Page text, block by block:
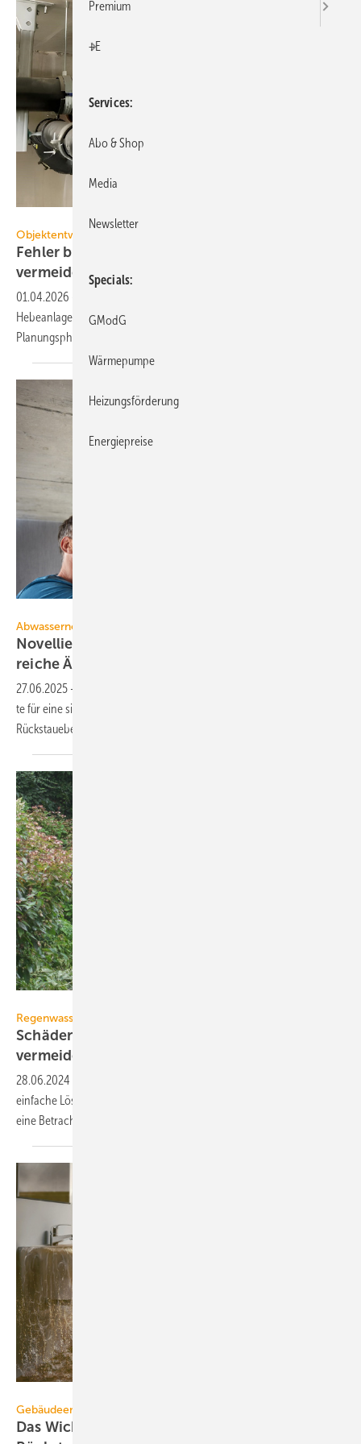
Objektentwässerung
Fehler bei der Planung von Hebeanlagen
vermeiden
01.04.2026
Hebe­an­lagen las­sen sich häu­fig auf kon­zeptio­nelle De­fi­zite in frü­hen
Planungs­pha­sen
Abwassernorm
Novellierung von DIN 1986-100 bringt zahl­
reicheÄnderungen
27.06.2025 -
te für eine si­che­re Ge­bäu­de­ent­wässe­rung auf, auch zur De­fi­ni­tion der
Rück­stau­ebe­ne.
Regenwassernutzung
Schäden durch Rückstau im Zisternenüberlauf
vermeiden
28.06.2024
einfache Lösungen zum Schutz vor Rückstau zulässig. Das erfordert
eine Betrachtung typischer
Gebäudeentwässerung
Das Wichtigste zur Rückstauebene und zum
Premium
+E
Services
Abo & Shop
Media
Newsletter
Specials
GModG
Wärmepumpe
Heizungsförderung
Energiepreise